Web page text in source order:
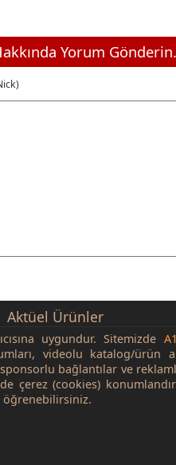
Yorum
Aktüel Ürünler
uygundur. Sitemizde
videolu katalog/ürün
bağlantılar ve
çerez (cookies)
öğrenebilirsiniz.